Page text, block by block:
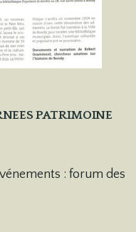
PATRIMOINE
: forum des